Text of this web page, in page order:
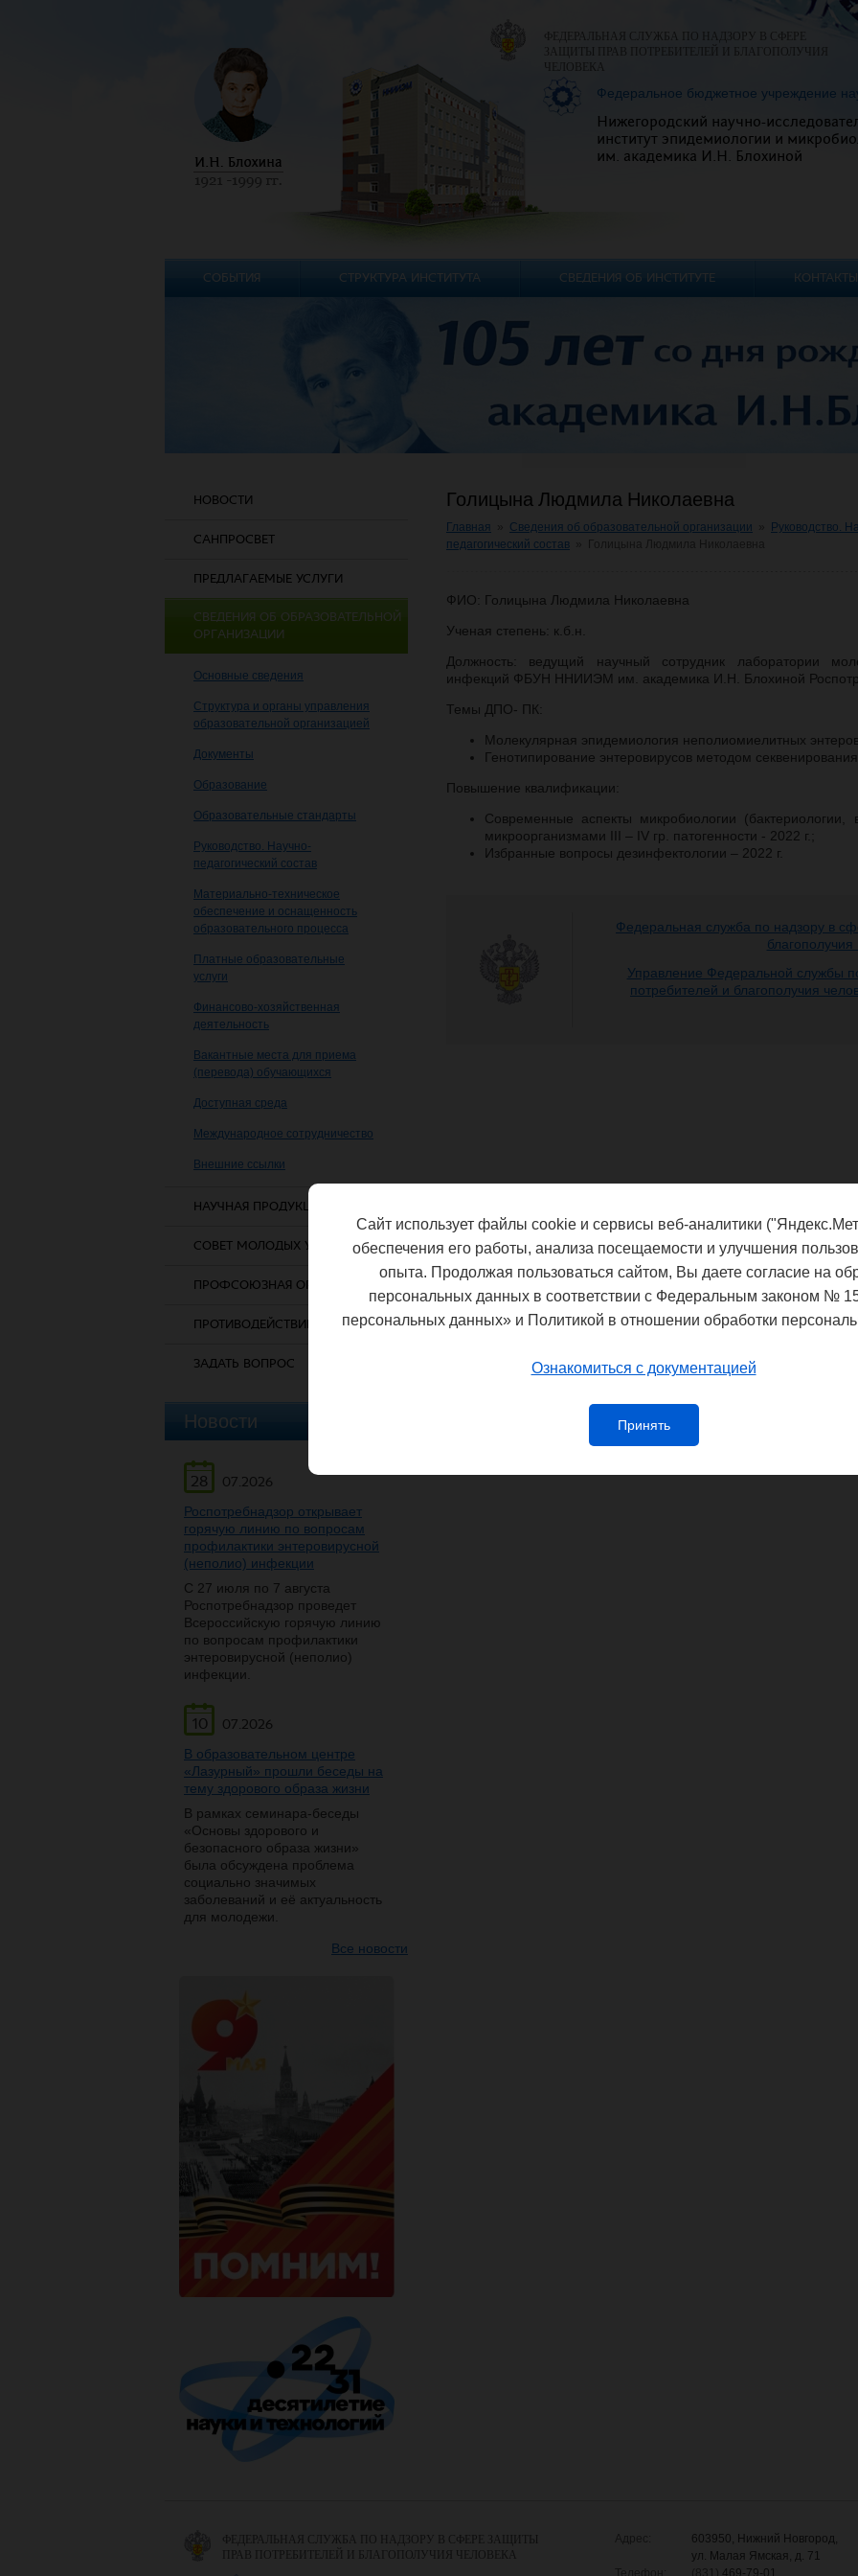
НОВОСТИ
САНПРОСВЕТ
ПРЕДЛАГАЕМЫЕ УСЛУГИ
СВЕДЕНИЯ ОБ ОБРАЗОВАТЕЛЬНОЙ
ОРГАНИЗАЦИИ
Основные сведения
Структура и органы управления
образовательной организацией
Документы
Образование
Образовательные стандарты
Руководство. Научно-
педагогический состав
Материально-техническое
обеспечение и оснащенность
образовательного процесса
Платные образовательные
услуги
Финансово-хозяйственная
деятельность
Вакантные места для приема
(перевода) обучающихся
Доступная среда
Международное сотрудничество
Внешние ссылки
НАУЧНАЯ ПРОДУКЦИЯ
СОВЕТ МОЛОДЫХ УЧЕНЫХ
ПРОФСОЮЗНАЯ ОРГАНИЗАЦИЯ
ПРОТИВОДЕЙСТВИЕ КОРРУПЦИИ
ЗАДАТЬ ВОПРОС
Новости
28
07.2026
Роспотребнадзор открывает
горячую линию по вопросам
профилактики энтеровирусной
(неполио) инфекции
С 27 июля по 7 августа
Роспотребнадзор проведет
Всероссийскую горячую линию
по вопросам профилактики
энтеровирусной (неполио)
инфекции.
10
07.2026
В образовательном центре
«Лазурный» прошли беседы на
тему здорового образа жизни
В рамках семинара-беседы
«Основы здорового и
безопасного образа жизни»
была обсуждена проблема
социально значимых
заболеваний и её актуальность
для молодежи.
Все новости
Голицына Людмила Николаевна
Главная Сведения об образовательной организации
Руководство.
педагогический состав
ФИО: Голицына Людмила Николаевна
Ученая степень: к.б.н.
Должность: ведущий научный сотрудник лаборатории
инфекций ФБУН ННИИЭМ им. академика И.Н. Блохиной
Темы ДПО- ПК:
Молекулярная эпидемиология неполиомиелитных
Генотипирование энтеровирусов методом
Повышение квалификации:
Современные аспекты микробиологии (бактериологии,
микроорганизмами III – IV гр. патогенности - 2022 г.;
Избранные вопросы дезинфектологии – 2022 г.
Федеральная служба по надзору в
Управление Федеральной службы
потребителей и благополучия
ФЕДЕРАЛЬНАЯ СЛУЖБА ПО НАДЗОРУ В СФЕРЕ ЗАЩИТЫ
ПРАВ ПОТРЕБИТЕЛЕЙ И БЛАГОПОЛУЧИЯ ЧЕЛОВЕКА
603950, Нижний Новгород,
ул. Малая Ямская, д. 71
469-79-01
ФЕДЕРАЛЬНАЯ СЛУЖБА ПО НАДЗОРУ В СФЕРЕ
ЗАЩИТЫ ПРАВ ПОТРЕБИТЕЛЕЙ И БЛАГОПОЛУЧИЯ
ЧЕЛОВЕКА
Федеральное бюджетное учреждение
Нижегородский научно-
институт эпидемиологии и
им. академика И.Н. Блохиной
СОБЫТИЯ СТРУКТУРА ИНСТИТУТА СВЕДЕНИЯ ОБ ИНСТИТУТЕ КОНТАКТЫ
Сайт использует файлы cookie и сервисы веб-аналитики
обеспечения его работы, анализа посещаемости и улучшения
опыта. Продолжая пользоваться сайтом, Вы даете согласие на
персональных данных в соответствии с Федеральным законом №
персональных данных» и Политикой в отношении обработки
Ознакомиться с документацией
Принять